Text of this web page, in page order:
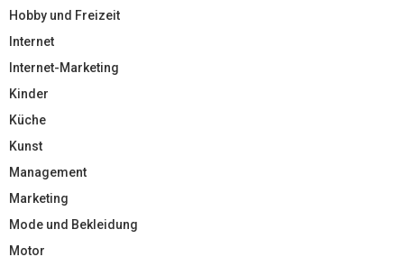
Hobby und Freizeit
Internet
Internet-Marketing
Kinder
Küche
Kunst
Management
Marketing
Mode und Bekleidung
Motor